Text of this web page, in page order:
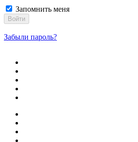
Запомнить меня
Войти
Забыли пароль?